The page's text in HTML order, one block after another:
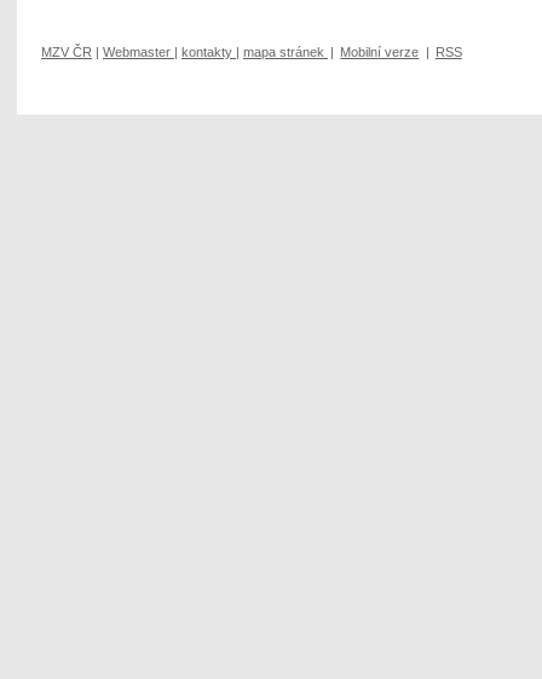
MZV ČR | Webmaster | kontakty | mapa stránek | Mobilní verze | RSS